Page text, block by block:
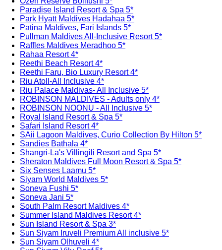
Paradise Island Resort & Spa 5*
Park Hyatt Maldives Hadahaa 5*
Patina Maldives, Fari Islands 5*
Pullman Maldives All-Inclusive Resort 5*
Raffles Maldives Meradhoo 5*
Rahaa Resort 4*
Reethi Beach Resort 4*
Reethi Faru, Bio Luxury Resort 4*
Riu Atoll-All Inclusive 4*
Riu Palace Maldivas- All Inclusive 5*
ROBINSON MALDIVES - Adults only 4*
ROBINSON NOONU - All Inclusive 5*
Royal Island Resort & Spa 5*
Safari Island Resort 4*
SAii Lagoon Maldives, Curio Collection By Hilton 5*
Sandies Bathala 4*
Shangri-La's Villingili Resort and Spa 5*
Sheraton Maldives Full Moon Resort & Spa 5*
Six Senses Laamu 5*
Siyam World Maldives 5*
Soneva Fushi 5*
Soneva Jani 5*
South Palm Resort Maldives 4*
Summer Island Maldives Resort 4*
Sun Island Resort & Spa 3*
Sun Siyam Iruveli Premium All inclusive 5*
Sun Siyam Olhuveli 4*